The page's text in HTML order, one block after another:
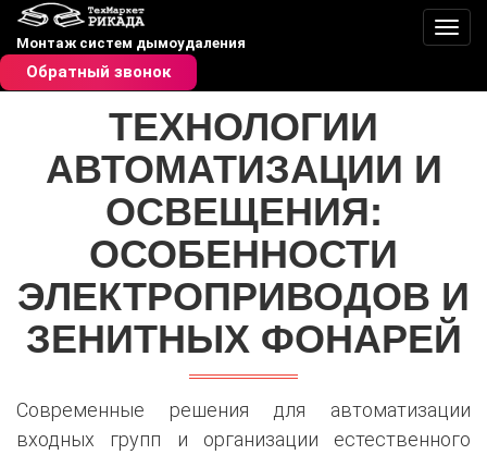
Монтаж систем дымоудаления
Обратный звонок
ТЕХНОЛОГИИ
АВТОМАТИЗАЦИИ И
ОСВЕЩЕНИЯ:
ОСОБЕННОСТИ
ЭЛЕКТРОПРИВОДОВ И
ЗЕНИТНЫХ ФОНАРЕЙ
Современные решения для автоматизации
входных групп и организации естественного